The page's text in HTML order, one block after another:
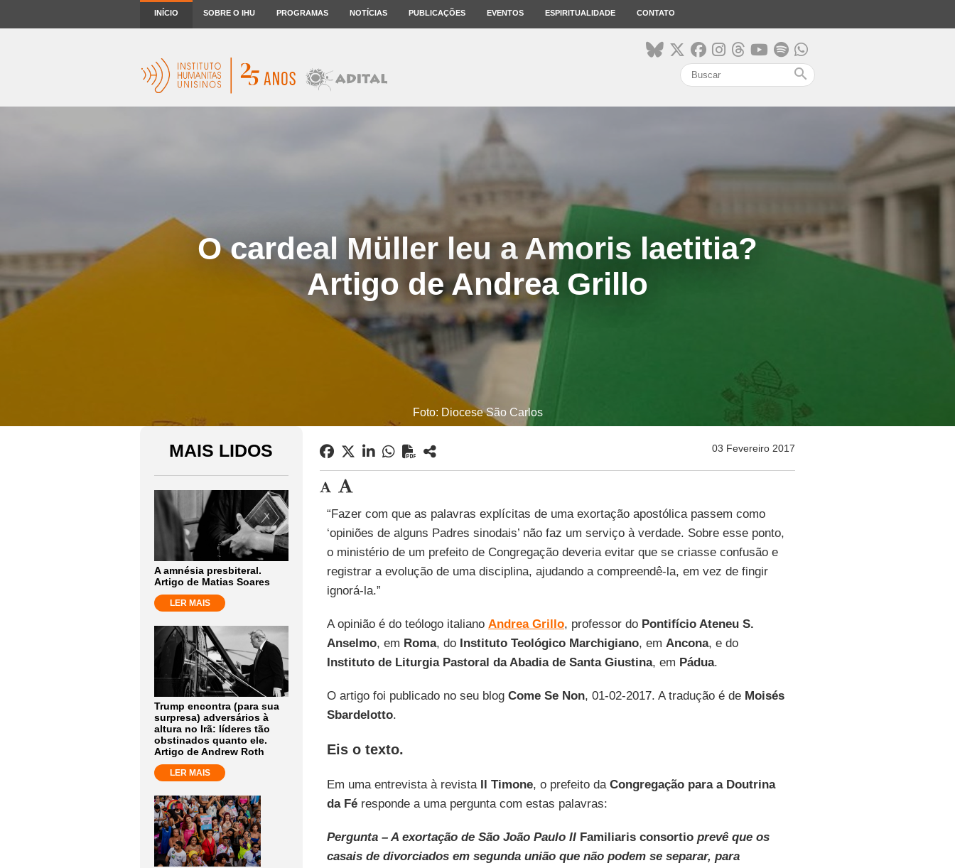
INÍCIO SOBRE O IHU PROGRAMAS NOTÍCIAS PUBLICAÇÕES EVENTOS ESPIRITUALIDADE CONTATO
search
O cardeal Müller leu a Amoris laetitia?
Artigo de Andrea Grillo
Foto: Diocese São Carlos
MAIS LIDOS
A amnésia presbiteral.
Artigo de Matias Soares
LER MAIS
Trump encontra (para sua
surpresa) adversários à
altura no Irã: líderes tão
obstinados quanto ele.
Artigo de Andrew Roth
LER MAIS
03 Fevereiro 2017
“Fazer com que as palavras explícitas de uma exortação apostólica passem como
‘opiniões de alguns Padres sinodais’ não faz um serviço à verdade. Sobre esse ponto,
o ministério de um prefeito de Congregação deveria evitar que se criasse confusão e
registrar a evolução de uma disciplina, ajudando a compreendê-la, em vez de fingir
ignorá-la.”
A opinião é do teólogo italiano Andrea Grillo, professor do Pontifício Ateneu S.
Anselmo, em Roma, do Instituto Teológico Marchigiano, em Ancona, e do
Instituto de Liturgia Pastoral da Abadia de Santa Giustina, em Pádua.
O artigo foi publicado no seu blog Come Se Non, 01-02-2017. A tradução é de Moisés
Sbardelotto.
Eis o texto.
Em uma entrevista à revista Il Timone, o prefeito da Congregação para a Doutrina
da Féresponde a uma pergunta com estas palavras:
Pergunta – A exortação de São João Paulo II Familiaris consortioprevê que os
casais de divorciados em segunda união que não podem se separar, para